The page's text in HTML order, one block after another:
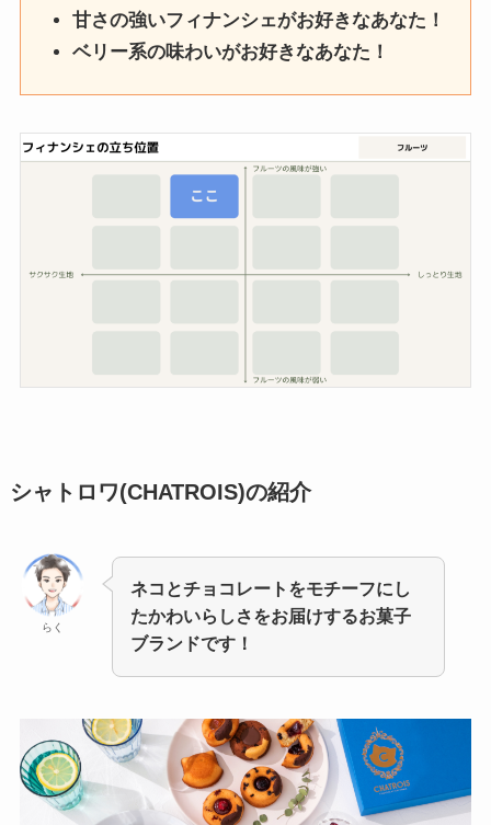
甘さの強いフィナンシェがお好きなあなた！
ベリー系の味わいがお好きなあなた！
シャトロワ(CHATROIS)の紹介
らく
ネコとチョコレートをモチーフにし
たかわいらしさをお届けするお菓子
ブランドです！